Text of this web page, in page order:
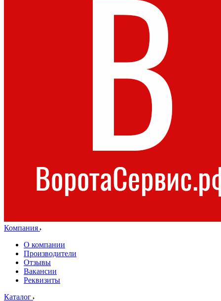
Компания
О компании
Производители
Отзывы
Вакансии
Реквизиты
Каталог